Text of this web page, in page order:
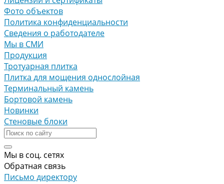
Фото объектов
Политика конфиденциальности
Сведения о работодателе
Мы в СМИ
Продукция
Тротуарная плитка
Плитка для мощения однослойная
Терминальный камень
Бортовой камень
Новинки
Стеновые блоки
Мы в соц. сетях
Обратная связь
Письмо директору